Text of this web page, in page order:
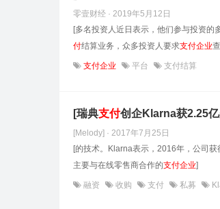
零壹财经 · 2019年5月12日
[多名投资人近日表示，他们参与投资
付结算业务，众多投资人要求支付企业
支付企业 平台 支付结算
[瑞典支付创企Klarna获2.25
[Melody] · 2017年7月25日
[的技术。Klarna表示，2016年，公司
主要与在线零售商合作的支付企业]
融资 收购 支付 私募